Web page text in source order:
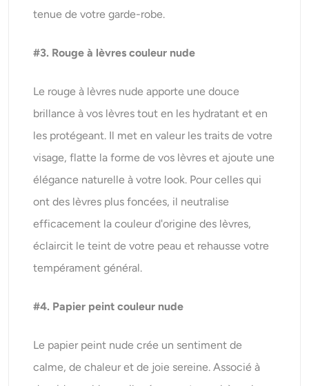
tenue de votre garde-robe.
#3. Rouge à lèvres couleur nude
Le rouge à lèvres nude apporte une douce
brillance à vos lèvres tout en les hydratant et en
les protégeant. Il met en valeur les traits de votre
visage, flatte la forme de vos lèvres et ajoute une
élégance naturelle à votre look. Pour celles qui
ont des lèvres plus foncées, il neutralise
efficacement la couleur d'origine des lèvres,
éclaircit le teint de votre peau et rehausse votre
tempérament général.
#4. Papier peint couleur nude
Le papier peint nude crée un sentiment de
calme, de chaleur et de joie sereine. Associé à